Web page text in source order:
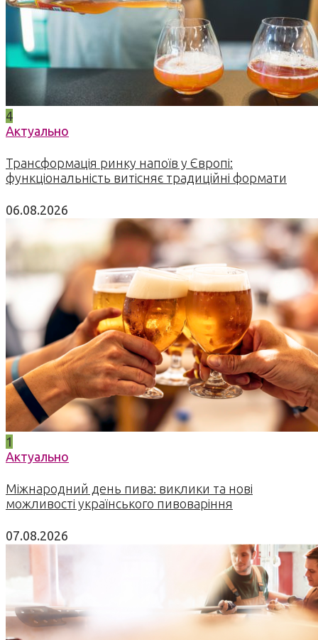
4
Актуально
Трансформація ринку напоїв у Європі:
функціональність витісняє традиційні формати
06.08.2026
1
Актуально
Міжнародний день пива: виклики та нові
можливості українського пивоваріння
07.08.2026